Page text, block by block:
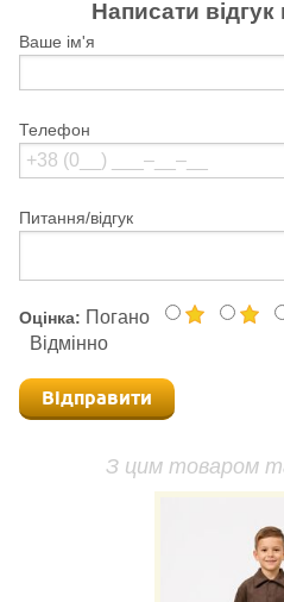
Написати
Ваше ім'я
Телефон
Питання/відгук
Оцінка: Погано
Відмінно
Відправити
З цим товаром